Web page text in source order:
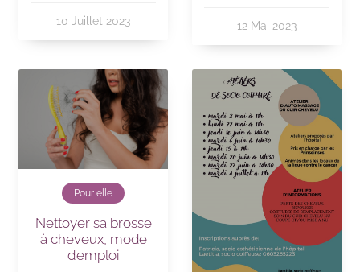
10 Juillet 2023 12 Mai 2023
Pour elle
Nettoyer sa brosse
à cheveux, mode
d’emploi